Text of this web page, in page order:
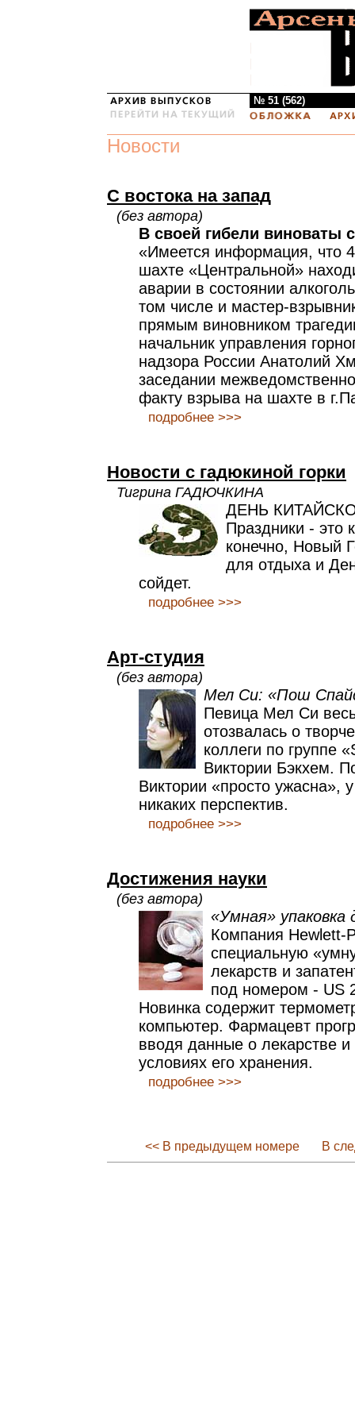
№ 51 (562)
Новости
С востока на запад
(без автора)
В своей гибели виноваты
«Имеется информация, что
шахте «Центральной»
аварии в состоянии
том числе и мастер-
прямым виновником
начальник управления
надзора России Анатолий
заседании
факту взрыва на шахте в
подробнее >>>
Новости с гадюкиной горки
Тигрина ГАДЮЧКИНА
ДЕНЬ
Праздники - это
конечно, Новый
для отдыха и
сойдет.
подробнее >>>
Арт-студия
(без автора)
Мел Си: «Пош
Певица Мел Си
отозвалась о
коллеги по группе
Виктории Бэкхем.
Виктории «просто ужасна»,
никаких перспектив.
подробнее >>>
Достижения науки
(без автора)
«Умная» упаковка
Компания Hewlett-
специальную
лекарств и
под номером - US
Новинка содержит
компьютер. Фармацевт
вводя данные о лекарстве
условиях его хранения.
подробнее >>>
<< В предыдущем номере В